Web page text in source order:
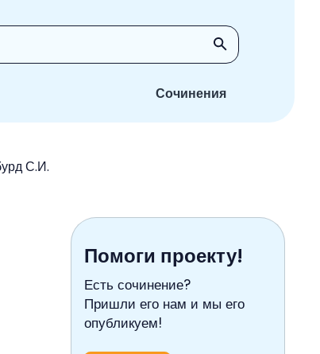
Сочинения
С.И.
Помоги проекту!
Есть сочинение?
Пришли его нам и мы его
опубликуем!